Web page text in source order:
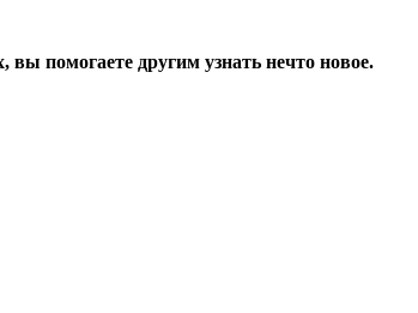
вы помогаете другим узнать нечто новое.